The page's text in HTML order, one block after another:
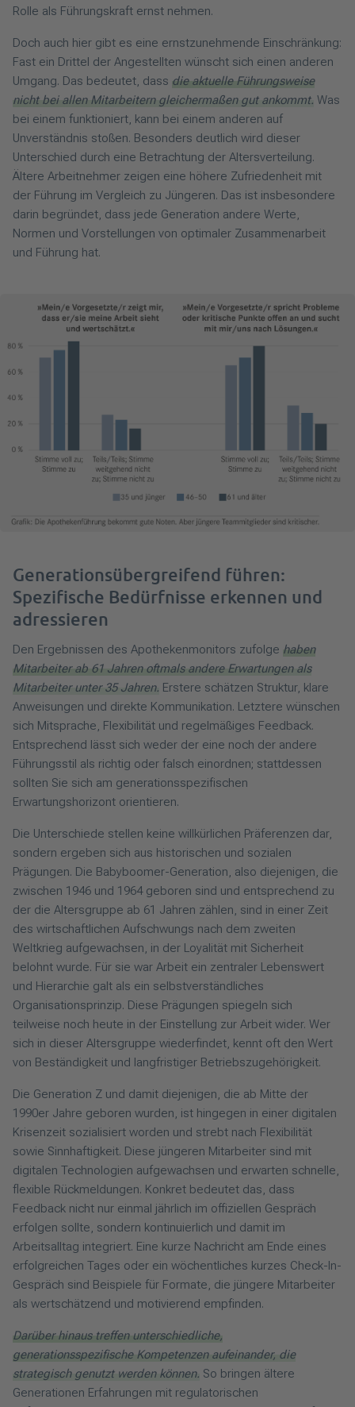
Rolle als Führungskraft ernst nehmen.
Doch auch hier gibt es eine ernstzunehmende Einschränkung:
Fast ein Drittel der Angestellten wünscht sich einen anderen
Umgang. Das bedeutet, dass die aktuelle Führungsweise
nicht bei allen Mitarbeitern gleichermaßen gut ankommt. Was
bei einem funktioniert, kann bei einem anderen auf
Unverständnis stoßen. Besonders deutlich wird dieser
Unterschied durch eine Betrachtung der Altersverteilung.
Ältere Arbeitnehmer zeigen eine höhere Zufriedenheit mit
der Führung im Vergleich zu Jüngeren. Das ist insbesondere
darin begründet, dass jede Generation andere Werte,
Normen und Vorstellungen von optimaler Zusammenarbeit
und Führung hat.
Generationsübergreifend führen:
Spezifische Bedürfnisse erkennen und
adressieren
Den Ergebnissen des Apothekenmonitors zufolge haben
Mitarbeiter ab 61 Jahren oftmals andere Erwartungen als
Mitarbeiter unter 35 Jahren. Erstere schätzen Struktur, klare
Anweisungen und direkte Kommunikation. Letztere wünschen
sich Mitsprache, Flexibilität und regelmäßiges Feedback.
Entsprechend lässt sich weder der eine noch der andere
Führungsstil als richtig oder falsch einordnen; stattdessen
sollten Sie sich am generationsspezifischen
Erwartungshorizont orientieren.
Die Unterschiede stellen keine willkürlichen Präferenzen dar,
sondern ergeben sich aus historischen und sozialen
Prägungen. Die Babyboomer-Generation, also diejenigen, die
zwischen 1946 und 1964 geboren sind und entsprechend zu
der die Altersgruppe ab 61 Jahren zählen, sind in einer Zeit
des wirtschaftlichen Aufschwungs nach dem zweiten
Weltkrieg aufgewachsen, in der Loyalität mit Sicherheit
belohnt wurde. Für sie war Arbeit ein zentraler Lebenswert
und Hierarchie galt als ein selbstverständliches
Organisationsprinzip. Diese Prägungen spiegeln sich
teilweise noch heute in der Einstellung zur Arbeit wider. Wer
sich in dieser Altersgruppe wiederfindet, kennt oft den Wert
von Beständigkeit und langfristiger Betriebszugehörigkeit.
Die Generation Z und damit diejenigen, die ab Mitte der
1990er Jahre geboren wurden, ist hingegen in einer digitalen
Krisenzeit sozialisiert worden und strebt nach Flexibilität
sowie Sinnhaftigkeit. Diese jüngeren Mitarbeiter sind mit
digitalen Technologien aufgewachsen und erwarten schnelle,
flexible Rückmeldungen. Konkret bedeutet das, dass
Feedback nicht nur einmal jährlich im offiziellen Gespräch
erfolgen sollte, sondern kontinuierlich und damit im
Arbeitsalltag integriert. Eine kurze Nachricht am Ende eines
erfolgreichen Tages oder ein wöchentliches kurzes Check-In-
Gespräch sind Beispiele für Formate, die jüngere Mitarbeiter
als wertschätzend und motivierend empfinden.
Darüber hinaus treffen unterschiedliche,
generationsspezifische Kompetenzen aufeinander, die
strategisch genutzt werden können. So bringen ältere
Generationen Erfahrungen mit regulatorischen